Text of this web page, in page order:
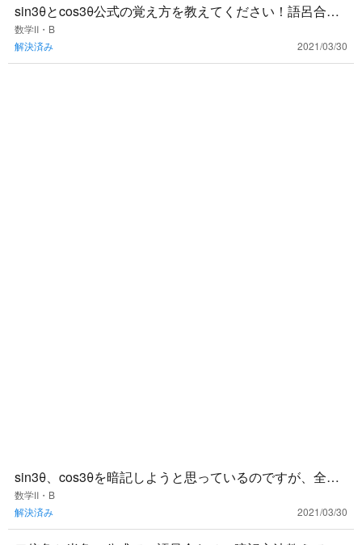
sin3θとcos3θ公式の覚え方を教えてください！語呂合わ
せなどあると嬉しいです！
数学Ⅱ・B
解決済み
2021/03/30
sin3θ、cos3θを暗記しようと思っているのですが、全く
頭に入ってきません。どうすればよいでしょうか？
数学Ⅱ・B
解決済み
2021/03/30